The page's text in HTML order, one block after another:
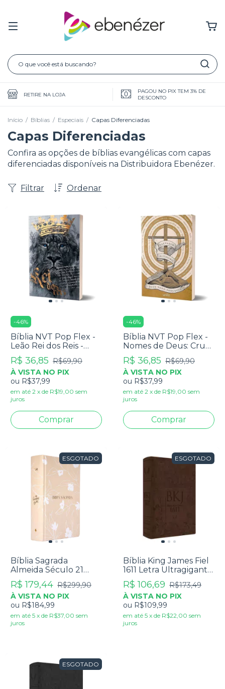
RETIRE NA LOJA
PAGOU NO PIX TEM 3% DE
DESCONTO
Início / Bíblias / Especiais / Capas Diferenciadas
Capas Diferenciadas
Confira as opções de bíblias evangélicas com capas
diferenciadas disponíveis na Distribuidora Ebenézer.
Ordenar
Filtrar
-46%
Bíblia NVT Pop Flex -
Leão Rei dos Reis -
Letra Normal
R$ 36,85 R$69,90
À VISTA NO PIX
ou R$37,99
em até 2 x de R$19,00 sem
juros
-46%
Bíblia NVT Pop Flex -
Nomes de Deus: Cruz
- Letra Normal
R$ 36,85 R$69,90
À VISTA NO PIX
ou R$37,99
em até 2 x de R$19,00 sem
juros
ESGOTADO
Bíblia Sagrada
Almeida Século 21
Com Espaço Para
Anotações The
Purpose Book Capa
Dura Tecido Flores
R$ 179,44 R$299,90
À VISTA NO PIX
ou R$184,99
em até 5 x de R$37,00 sem
juros
ESGOTADO
Bíblia King James Fiel
1611 Letra Ultragigante
Luxo Marrom
R$ 106,69 R$173,49
À VISTA NO PIX
ou R$109,99
em até 5 x de R$22,00 sem
juros
ESGOTADO